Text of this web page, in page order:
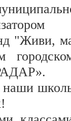
"Живи,